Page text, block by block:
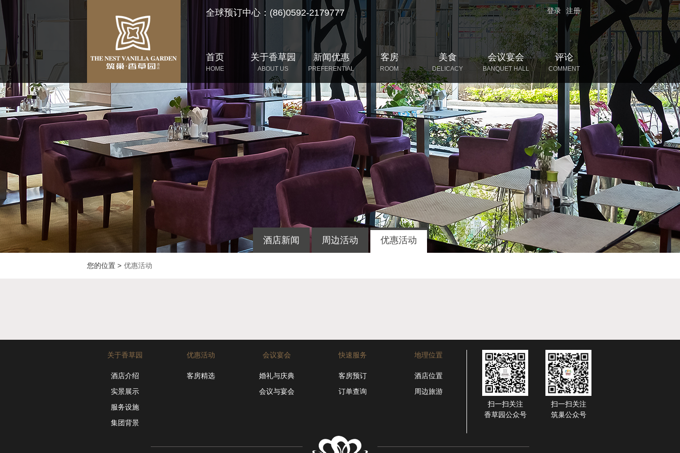
全球预订中心： (86)0592-2179777 登录 注册
首页
HOME
关于香草园
ABOUT US
新闻优惠
PREFERENTIAL
客房
ROOM
美食
DELICACY
会议宴会
BANQUET HALL
评论
COMMENT
酒店新闻 周边活动 优惠活动
您的位置 > 优惠活动
关于香草园
酒店介绍
实景展示
服务设施
集团背景
优惠活动
客房精选
会议宴会
婚礼与庆典
会议与宴会
快速服务
客房预订
订单查询
地理位置
酒店位置
周边旅游
扫一扫关注
香草园公众号
扫一扫关注
筑巢公众号